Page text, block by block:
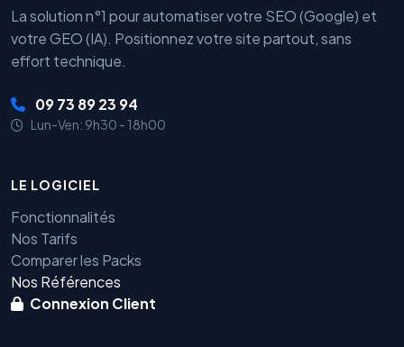
La solution n°1 pour automatiser votre SEO (Google) et
votre GEO (IA). Positionnez votre site partout, sans
effort technique.
09 73 89 23 94
Lun-Ven: 9h30 - 18h00
LE LOGICIEL
Fonctionnalités
Nos Tarifs
Comparer les Packs
Nos Références
Connexion Client